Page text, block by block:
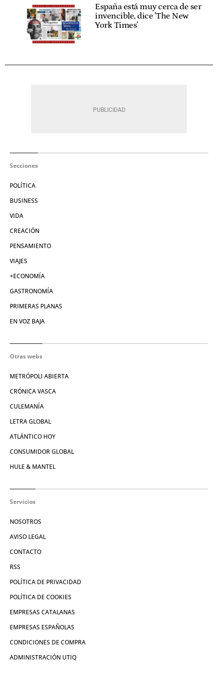
España está muy cerca de ser
invencible, dice 'The New
York Times'
Secciones
POLÍTICA
BUSINESS
VIDA
CREACIÓN
PENSAMIENTO
VIAJES
+ECONOMÍA
GASTRONOMÍA
PRIMERAS PLANAS
EN VOZ BAJA
Otras webs
METRÓPOLI ABIERTA
CRÓNICA VASCA
CULEMANÍA
LETRA GLOBAL
ATLÁNTICO HOY
CONSUMIDOR GLOBAL
HULE & MANTEL
Servicios
NOSOTROS
AVISO LEGAL
CONTACTO
RSS
POLÍTICA DE PRIVACIDAD
POLÍTICA DE COOKIES
EMPRESAS CATALANAS
EMPRESAS ESPAÑOLAS
CONDICIONES DE COMPRA
ADMINISTRACIÓN UTIQ